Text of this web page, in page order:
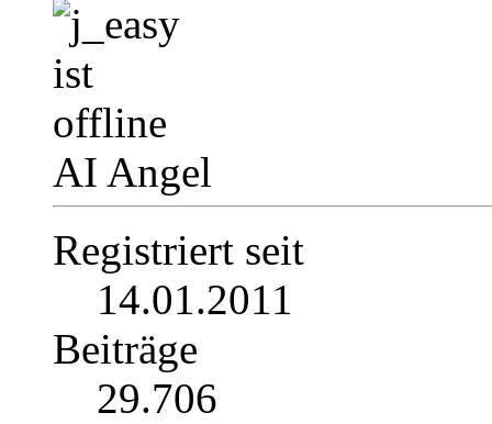
AI Angel
Registriert seit
14.01.2011
Beiträge
29.706